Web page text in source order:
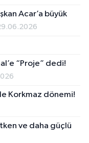
Acar’a büyük
“Proje” dedi!
Korkmaz dönemi!
ve daha güçlü